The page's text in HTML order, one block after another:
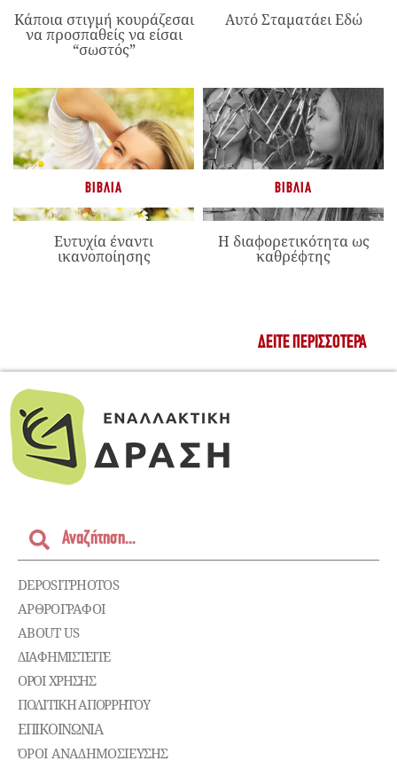
Κάποια στιγμή κουράζεσαι
να προσπαθείς να είσαι
“σωστός”
Αυτό Σταματάει Εδώ
ΒΙΒΛΊΑ
Ευτυχία έναντι
ικανοποίησης
ΒΙΒΛΊΑ
Η διαφορετικότητα ως
καθρέφτης
ΔΕΊΤΕ ΠΕΡΙΣΣΌΤΕΡΑ
DEPOSITPHOTOS
ΑΡΘΡΟΓΡΑΦΟΙ
ABOUT US
ΔΙΑΦΗΜΙΣΤΕΊΤΕ
ΌΡΟΙ ΧΡΉΣΗΣ
ΠΟΛΙΤΙΚΉ ΑΠΟΡΡΉΤΟΥ
ΕΠΙΚΟΙΝΩΝΊΑ
ΌΡΟΙ ΑΝΑΔΗΜΟΣΙΕΥΣΗΣ